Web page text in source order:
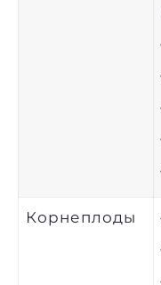
Корнеплоды